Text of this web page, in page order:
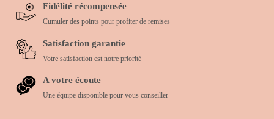
Fidélité récompensée
Cumuler des points pour profiter de remises
Satisfaction garantie
Votre satisfaction est notre priorité
A votre écoute
Une équipe disponible pour vous conseiller